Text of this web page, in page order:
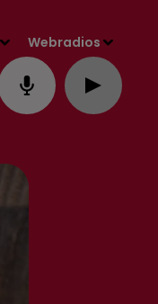
Webradios